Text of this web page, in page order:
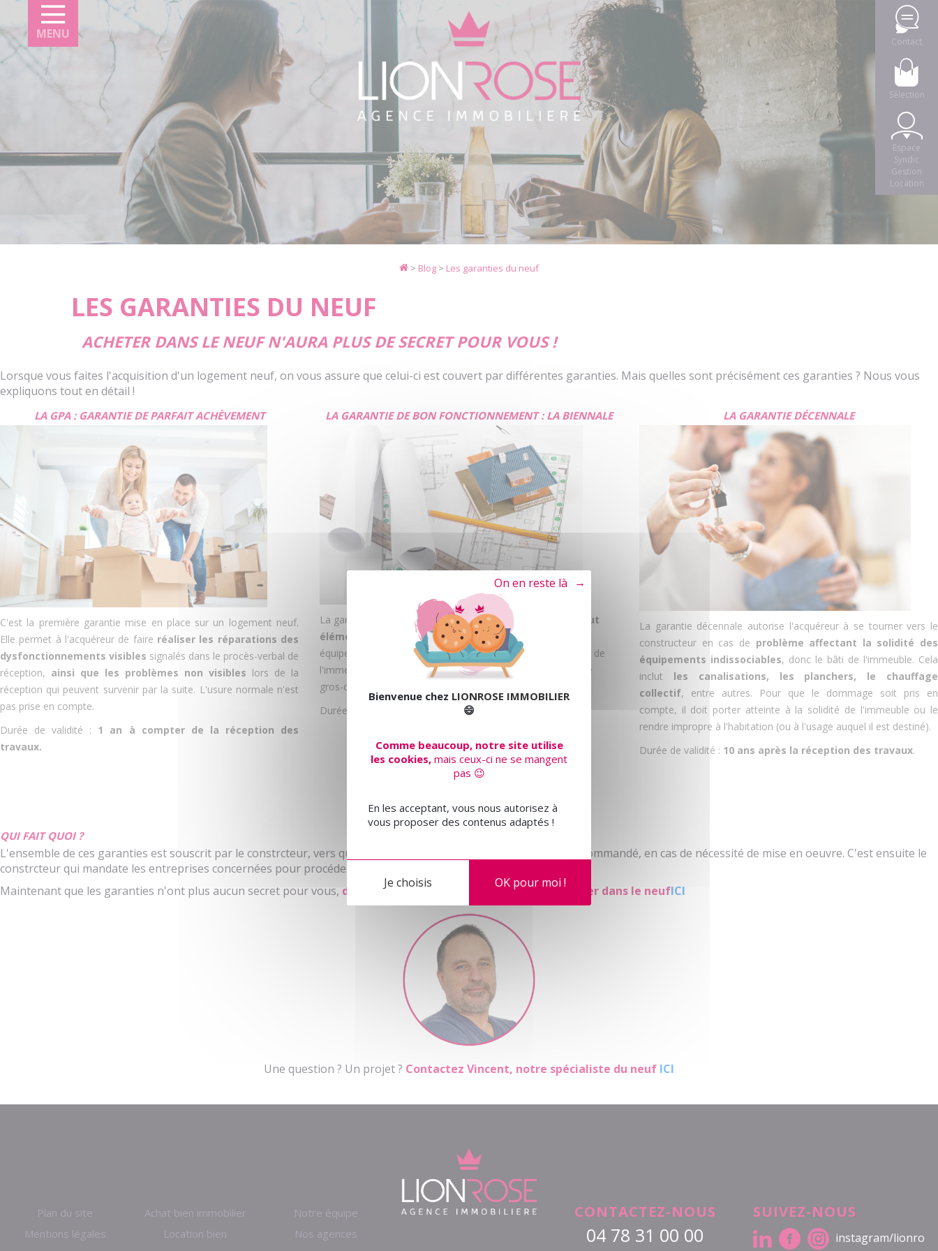
MENU
Contact
Sélection
Espace
Syndic
Gestion
Location
> Blog > Les garanties du neuf
LES GARANTIES DU NEUF
ACHETER DANS LE NEUF N'AURA PLUS DE SECRET POUR VOUS !
Lorsque vous faites l'acquisition d'un logement neuf, on vous assure que celui-ci est couvert par différentes garanties. Mais quelles sont précisément ces garanties ? Nous vous
expliquons tout en détail !
LA GPA : GARANTIE DE PARFAIT ACHÈVEMENT
C'est la première garantie mise en place sur un logement neuf.
Elle permet à l'acquéreur de faire réaliser les réparations des
dysfonctionnements visibles signalés dans le procès-verbal de
réception, ainsi que les problèmes non visibles lors de la
réception qui peuvent survenir par la suite. L'usure normale n'est
pas prise en compte.
Durée de validité : 1 an à compter de la réception des
travaux.
LA GARANTIE DE BONFONCTIONNEMENT : LA BIENNALE
La garantie biennale oblige le constructeur à
remplacer tout
élément ou équipement dissociable défaillant.
équipement dissociable est un élément qui ne fait pas partie de
l'immeuble, c'est-à-dire qu'il peut être retiré sans dégrader le
gros-œuvre, par exemple, un cumulus ou une chaudière.
Durée de validité :
2 ans après la réception des travaux.
LA GARANTIE DÉCENNALE
La garantie décennale autorise l'acquéreur à se tourner vers le
constructeur en cas de problème affectant la solidité des
équipements indissociables, donc le bâti de l'immeuble. Cela
inclut les canalisations, les planchers, le chauffage
collectif, entre autres. Pour que le dommage soit pris en
compte, il doit porter atteinte à la solidité de l'immeuble ou le
rendre impropre à l'habitation (ou à l'usage auquel il est destiné).
Durée de validité : 10 ans après la réception des travaux.
QUI FAIT QUOI ?
L'ensemble de ces garanties est souscrit par le constrcteur, vers qui l'acquéreur doit se tourner, par courrier recommandé, en cas de nécessité de mise en oeuvre. C'est ensuite le
constrcteur qui mandate les entreprises concernées pour procéder aux réparations nécessaires.
Maintenant que les garanties n'ont plus aucun secret pour vous, découvrez quels sont les avantages d'acheter dans le neufICI
Une question ? Un projet ? Contactez Vincent, notre spécialiste du neuf ICI
Plan du site
Mentions légales
Achat bien immobilier
Location bien
Notre équipe
Nos agences
CONTACTEZ-NOUS
04 78 31 00 00
SUIVEZ-NOUS
instagram/lionro
Panneau de gestion des cookies
Bienvenue chez LIONROSE IMMOBILIER
😄
Comme beaucoup, notre site utilise
les cookies, mais ceux-ci ne se mangent
pas 😉
En les acceptant, vous nous autorisez à
vous proposer des contenus adaptés !
OK pour moi !
Tout refuser
Je choisis